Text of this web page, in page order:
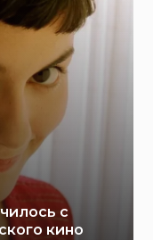
с
кино